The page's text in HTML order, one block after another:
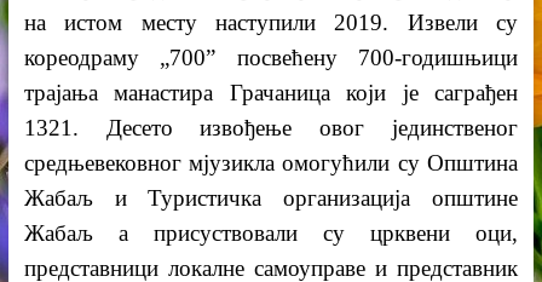
на истом месту наступили 2019. Извели су
кореодраму „700” посвећену 700-годишњици
трајања манастира Грачаница који је саграђен
1321. Десето извођење овог јединственог
средњевековног мјузикла омогућили су Општина
Жабаљ и Туристичка организација општине
Жабаљ а присуствовали су црквени оци,
представници локалне самоуправе и представник